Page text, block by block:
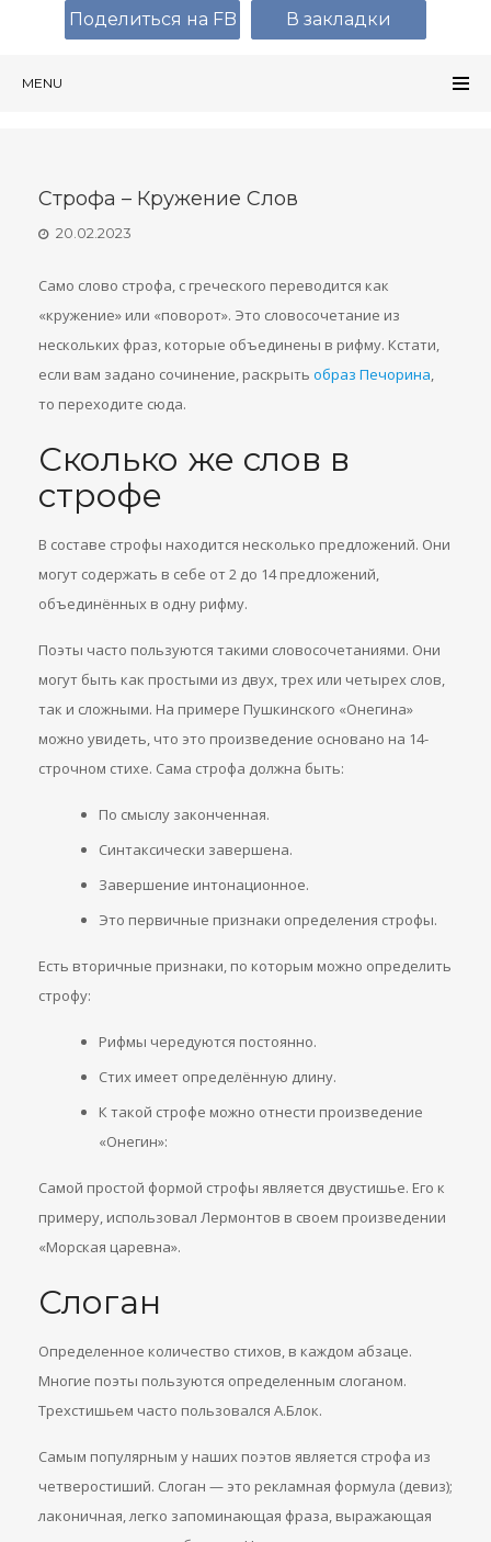
MENU
Строфа – Кружение Слов
20.02.2023
Само слово строфа, с греческого переводится как
«кружение» или «поворот». Это словосочетание из
нескольких фраз, которые объединены в рифму. Кстати,
если вам задано сочинение, раскрыть образ Печорина,
то переходите сюда.
Сколько же слов в
строфе
В составе строфы находится несколько предложений. Они
могут содержать в себе от 2 до 14 предложений,
объединённых в одну рифму.
Поэты часто пользуются такими словосочетаниями. Они
могут быть как простыми из двух, трех или четырех слов,
так и сложными. На примере Пушкинского «Онегина»
можно увидеть, что это произведение основано на 14-
строчном стихе. Сама строфа должна быть:
По смыслу законченная.
Синтаксически завершена.
Завершение интонационное.
Это первичные признаки определения строфы.
Есть вторичные признаки, по которым можно определить
строфу:
Рифмы чередуются постоянно.
Стих имеет определённую длину.
К такой строфе можно отнести произведение
«Онегин»:
Самой простой формой строфы является двустишье. Его к
примеру, использовал Лермонтов в своем произведении
«Морская царевна».
Слоган
Определенное количество стихов, в каждом абзаце.
Многие поэты пользуются определенным слоганом.
Трехстишьем часто пользовался А.Блок.
Самым популярным у наших поэтов является строфа из
четверостиший. Слоган — это рекламная формула (девиз);
лаконичная, легко запоминающая фраза, выражающая
Поделиться на FB В закладки